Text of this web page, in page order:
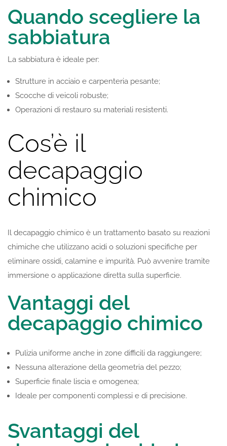
Quando scegliere la
sabbiatura
La sabbiatura è ideale per:
Strutture in acciaio e carpenteria pesante;
Scocche di veicoli robuste;
Operazioni di restauro su materiali resistenti.
Cos’è il
decapaggio
chimico
Il decapaggio chimico è un trattamento basato su reazioni
chimiche che utilizzano acidi o soluzioni specifiche per
eliminare ossidi, calamine e impurità. Può avvenire tramite
immersione o applicazione diretta sulla superficie.
Vantaggi del
decapaggio chimico
Pulizia uniforme anche in zone difficili da raggiungere;
Nessuna alterazione della geometria del pezzo;
Superficie finale liscia e omogenea;
Ideale per componenti complessi e di precisione.
Svantaggi del